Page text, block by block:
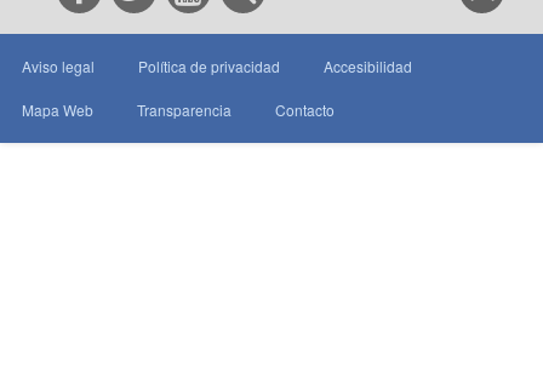
Aviso legal Política de privacidad Accesibilidad
Mapa Web Transparencia Contacto